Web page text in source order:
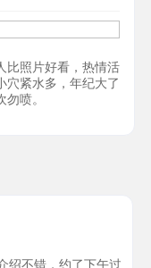
比照片好看，热情活
穴紧水多，年纪大了
喷。
绍不错，约了下午过